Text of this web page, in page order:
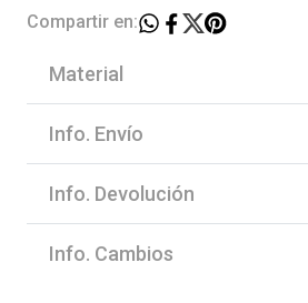
Compartir en:
Material
Info. Envío
Info. Devolución
Info. Cambios